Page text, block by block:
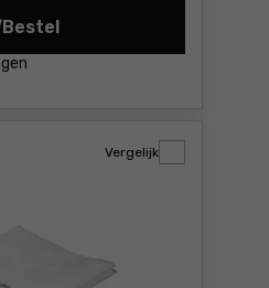
Bestel
Stofzuigermond smal
Vergelijk